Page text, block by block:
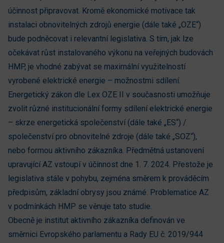
účinnost připravovat. Kromě ekonomické motivace tak
instalaci obnovitelných zdrojů energie (dále také „OZE“)
bude podněcovat i relevantní legislativa. S tím, jak lze
očekávat růst instalovaného výkonu na veřejných budovách
HMP, je vhodné zabývat se maximální využitelností
vyrobené elektrické energie – možnostmi sdílení.
Energetický zákon dle Lex OZE II v současnosti umožňuje
zvolit různé institucionální formy sdílení elektrické energie
– skrze energetická společenství (dále také „ES“) /
společenství pro obnovitelné zdroje (dále také „SOZ“),
nebo formou aktivního zákazníka. Předmětná ustanovení
upravující AZ vstoupí v účinnost dne 1. 7. 2024. Přestože je
legislativa stále v pohybu, zejména směrem k prováděcím
předpisům, základní obrysy jsou známé. Problematice AZ
v podmínkách HMP se věnuje tato studie.
Obecně je institut aktivního zákazníka definován ve
směrnici Evropského parlamentu a Rady EU č. 2019/944